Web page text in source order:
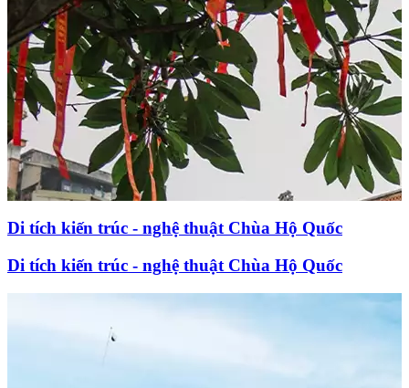
Di tích kiến trúc - nghệ thuật Chùa Hộ Quốc
Di tích kiến trúc - nghệ thuật Chùa Hộ Quốc